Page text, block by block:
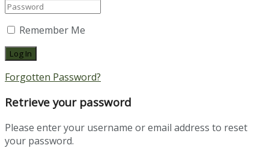
Remember Me
Forgotten Password?
Retrieve your password
Please enter your username or email address to reset
your password.